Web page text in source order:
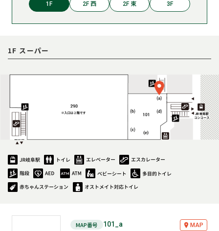
1F 2F 西 2F 東 3F
1F スーパー
MAP
MAP番号 101_a